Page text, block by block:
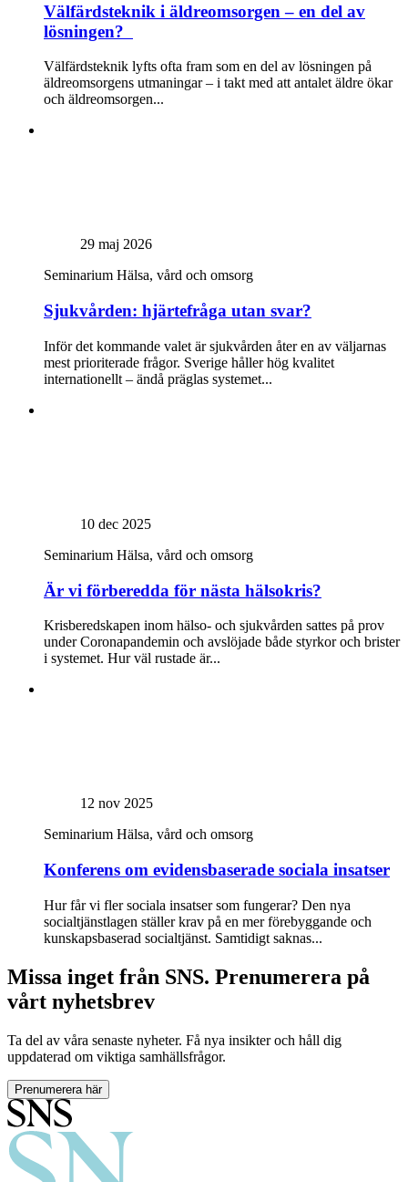
Välfärdsteknik i äldreomsorgen – en del av
lösningen?
Välfärdsteknik lyfts ofta fram som en del av lösningen på
äldreomsorgens utmaningar – i takt med att antalet äldre ökar
och äldreomsorgen...
29 maj 2026
Seminarium Hälsa, vård och omsorg
Sjukvården: hjärtefråga utan svar?
Inför det kommande valet är sjukvården åter en av väljarnas
mest prioriterade frågor. Sverige håller hög kvalitet
internationellt – ändå präglas systemet...
10 dec 2025
Seminarium Hälsa, vård och omsorg
Är vi förberedda för nästa hälsokris?
Krisberedskapen inom hälso- och sjukvården sattes på prov
under Coronapandemin och avslöjade både styrkor och brister
i systemet. Hur väl rustade är...
12 nov 2025
Seminarium Hälsa, vård och omsorg
Konferens om evidensbaserade sociala insatser
Hur får vi fler sociala insatser som fungerar? Den nya
socialtjänstlagen ställer krav på en mer förebyggande och
kunskapsbaserad socialtjänst. Samtidigt saknas...
Missa inget från SNS. Prenumerera på
vårt nyhetsbrev
Ta del av våra senaste nyheter. Få nya insikter och håll dig
uppdaterad om viktiga samhällsfrågor.
Prenumerera här